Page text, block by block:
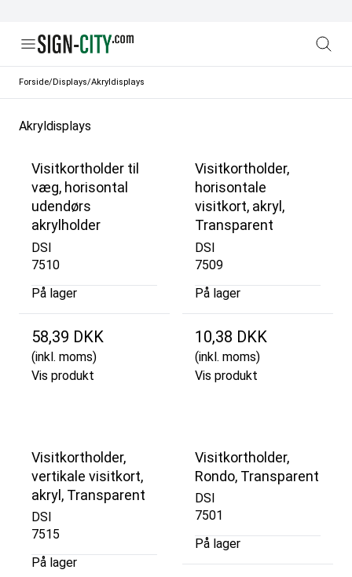
Forside/Displays/Akryldisplays
Akryldisplays
Visitkortholder til
væg, horisontal
udendørs
akrylholder
DSI
7510
På lager
58,39 DKK
(inkl. moms)
Vis produkt
Visitkortholder,
horisontale
visitkort, akryl,
Transparent
DSI
7509
På lager
10,38 DKK
(inkl. moms)
Vis produkt
Visitkortholder,
vertikale visitkort,
akryl, Transparent
DSI
7515
På lager
Visitkortholder,
Rondo, Transparent
DSI
7501
På lager